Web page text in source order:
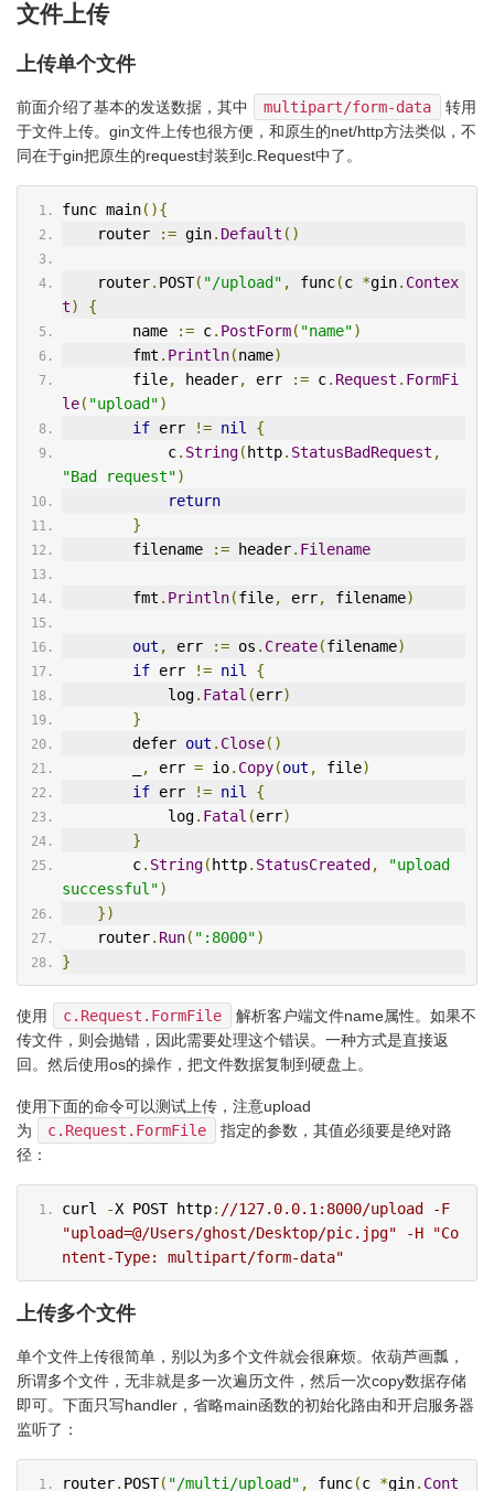
文件上传
上传单个文件
前面介绍了基本的发送数据，其中 multipart/form-data
转用
于文件上传。gin文件上传也很方便，和原生的net/http方法类似，不
同在于gin把原生的request封装到c.Request中了。
func main(){
    router
:= gin. Default ()
    router
. POST( "/upload" , func(c *gin. Contex
t)
{
        name
:= c. PostForm( "name")
        fmt
. Println(name)
        file
, header, err := c. Request . FormFi
le( "upload")
if err != nil
{
            c
. String(http. StatusBadRequest ,
"Bad request")
return
}
        filename
:= header. Filename
        fmt
. Println(file, err, filename)
out , err := os . Create(filename)
if err != nil
{
            log
. Fatal (err)
}
        defer
out . Close()
, err = io. Copy(out , file)
if err != nil
{
            log
. Fatal (err)
}
        c
. String(http. StatusCreated,
"upload
successful")
})
    router
. Run( ":8000")
}
使用 c.Request.FormFile
解析客户端文件name属性。如果不
传文件，则会抛错，因此需要处理这个错误。一种方式是直接返
回。然后使用os的操作，把文件数据复制到硬盘上。
使用下面的命令可以测试上传，注意upload
为
c.Request.FormFile
指定的参数，其值必须要是绝对路
径：
curl -X POST http: //127.0.0.1:8000/upload -F
"upload=@/Users/ghost/Desktop/pic.jpg" -H "Co
ntent-Type: multipart/form-data"
上传多个文件
单个文件上传很简单，别以为多个文件就会很麻烦。依葫芦画瓢，
所谓多个文件，无非就是多一次遍历文件，然后一次copy数据存储
即可。下面只写handler，省略main函数的初始化路由和开启服务器
监听了：
router. POST( "/multi/upload" , func(c *gin. Cont